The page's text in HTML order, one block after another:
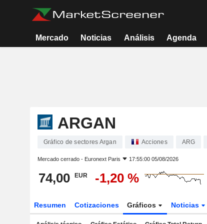
Mercado Noticias Análisis Agenda
ARGAN
Gráfico de sectores Argan Acciones ARG
Mercado cerrado - Euronext Paris 17:55:00 05/08/2026
74,00 EUR -1,20 %
Resumen Cotizaciones Gráficos Noticias